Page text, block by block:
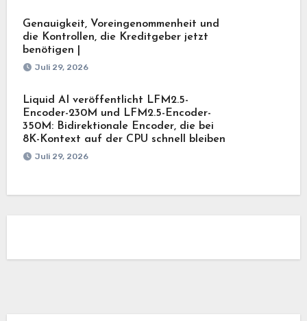
Genauigkeit, Voreingenommenheit und
die Kontrollen, die Kreditgeber jetzt
benötigen |
Juli 29, 2026
Liquid AI veröffentlicht LFM2.5-
Encoder-230M und LFM2.5-Encoder-
350M: Bidirektionale Encoder, die bei
8K-Kontext auf der CPU schnell bleiben
Juli 29, 2026